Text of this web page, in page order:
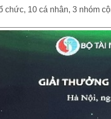
chức, 10 cá nhân, 3 nhóm